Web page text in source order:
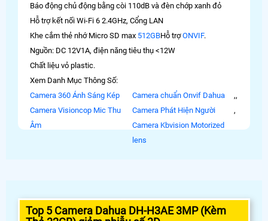
Báo động chủ động bằng còi 110dB và đèn chớp xanh đỏ
Hỗ trợ kết nối Wi-Fi 6 2.4GHz, Cổng LAN
Khe cắm thẻ nhớ Micro SD max 512GBHỗ trợONVIF.
Nguồn: DC 12V1A, điện năng tiêu thụ <12W
Chất liệu vỏ plastic.
Xem Danh Mục Thông Số:
Camera 360 Ánh Sáng Kép
,
Camera chuẩn Onvif Dahua
,
Camera Visioncop Mic Thu
Âm
,
Camera Phát Hiện Người
Camera Kbvision Motorized
lens
Top 5 Camera Dahua DH-H3AE 3MP (Kèm